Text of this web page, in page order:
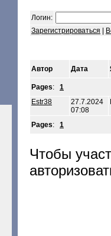
Логин:
Зарегистрироваться
Автор Дата
Pages: 1
Estr38
27.7.2024
07:08
Pages: 1
Чтобы